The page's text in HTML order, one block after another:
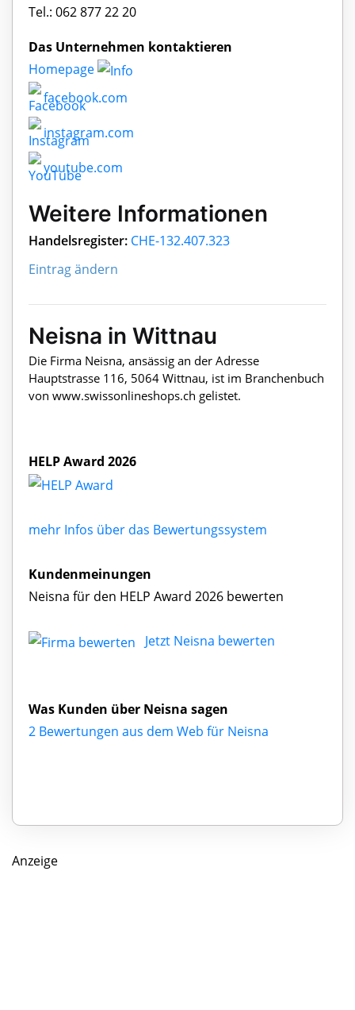
Tel.: 062 877 22 20
Das Unternehmen kontaktieren
Homepage
facebook.com
instagram.com
youtube.com
Weitere Informationen
Handelsregister: CHE-132.407.323
Eintrag ändern
Neisna in Wittnau
Die Firma Neisna, ansässig an der Adresse
Hauptstrasse 116, 5064 Wittnau, ist im Branchenbuch
von www.swissonlineshops.ch gelistet.
HELP Award 2026
mehr Infos über das Bewertungssystem
Kundenmeinungen
Neisna für den HELP Award 2026 bewerten
Jetzt Neisna bewerten
Was Kunden über Neisna sagen
2 Bewertungen aus dem Web für Neisna
Anzeige